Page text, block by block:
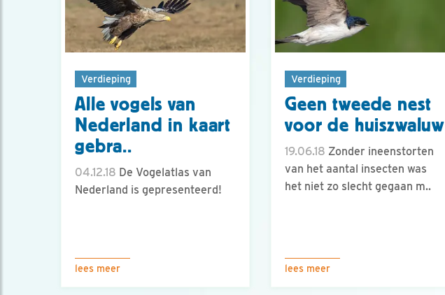
Verdieping
Alle vogels van
Nederland in kaart
gebra..
04.12.18 De Vogelatlas van
Nederland is gepresenteerd!
lees meer
Verdieping
Geen tweede nest
voor de huiszwaluw
19.06.18 Zonder ineenstorten
van het aantal insecten was
het niet zo slecht gegaan m..
lees meer